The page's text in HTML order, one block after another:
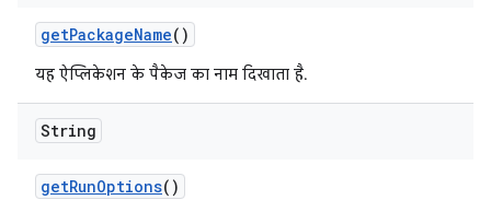
getPackageName()
यह ऐप्लिकेशन के पैकेज का नाम दिखाता है.
String
getRunOptions()